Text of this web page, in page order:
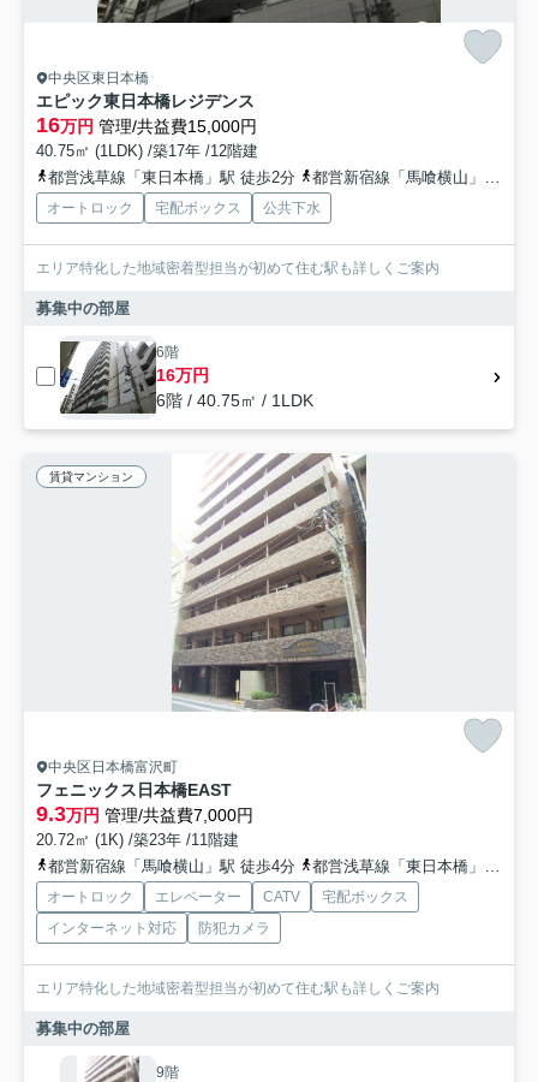
中央区東日本橋
エピック東日本橋レジデンス
16万円 管理/共益費15,000円
40.75㎡ (1LDK) /築17年 /12階建
都営浅草線「東日本橋」駅 徒歩2分
都営新宿線「馬喰横山」駅 徒歩4分
オートロック 宅配ボックス 公共下水
エリア特化した地域密着型担当が初めて住む駅も詳しくご案内
募集中の部屋
6階
16万円
6階 / 40.75㎡ / 1LDK
賃貸マンション
中央区日本橋富沢町
フェニックス日本橋EAST
9.3万円 管理/共益費7,000円
20.72㎡ (1K) /築23年 /11階建
都営新宿線「馬喰横山」駅 徒歩4分
都営浅草線「東日本橋」駅 徒歩4分
オートロック エレベーター CATV
宅配ボックス
インターネット対応
防犯カメラ
エリア特化した地域密着型担当が初めて住む駅も詳しくご案内
募集中の部屋
9階